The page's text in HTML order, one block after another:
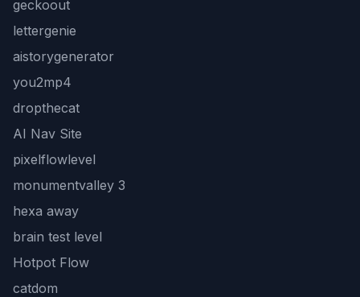
geckoout
lettergenie
aistorygenerator
you2mp4
dropthecat
AI Nav Site
pixelflowlevel
monumentvalley 3
hexa away
brain test level
Hotpot Flow
catdom